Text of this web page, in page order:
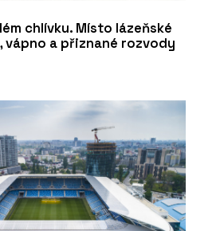
chlívku. Místo lázeňské
a přiznané rozvody